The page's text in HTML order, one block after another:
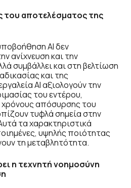
του αποτελέσματος της
AI δεν
ανίχνευση και την
συμβάλλει και στη βελτίωση
και της
AI αξιολογούν την
του εντέρου,
απόσυρσης του
τυφλά σημεία στην
τα χαρακτηριστικά
υψηλής ποιότητας
τη μεταβλητότητα.
η τεχνητή νοημοσύνη